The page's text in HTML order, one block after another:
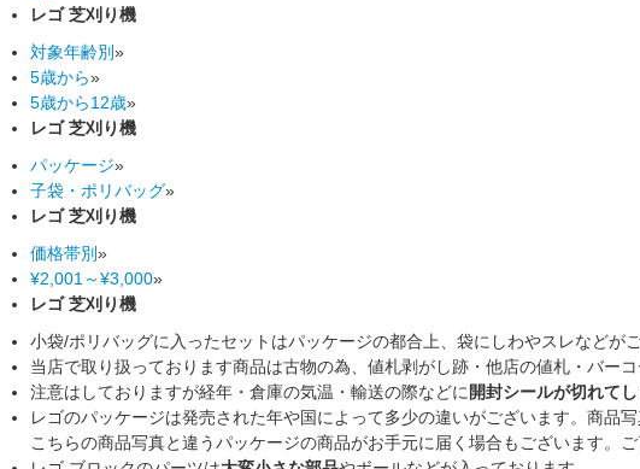
レゴ 芝刈り機
対象年齢別»
5歳から»
5歳から12歳»
レゴ 芝刈り機
パッケージ»
子袋・ポリバッグ»
レゴ 芝刈り機
価格帯別»
¥2,001～¥3,000»
レゴ 芝刈り機
小袋/ポリバッグに入ったセットはパッケージの都合上、袋にしわやスレなどがご
当店で取り扱っております商品は古物の為、値札剥がし跡・他店の値札・バー
注意はしておりますが経年・倉庫の気温・輸送の際などに 開封シールが切れて
レゴのパッケージは発売された年や国によって多少の違いがございます。商品
こちらの商品写真と違うパッケージの商品がお手元に届く場合もございます。